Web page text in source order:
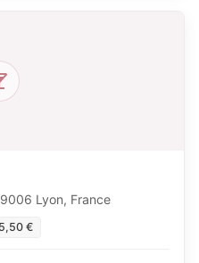
Lyon, France
€